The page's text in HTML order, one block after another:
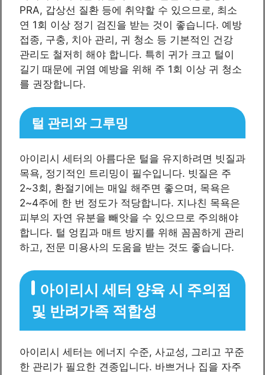
PRA, 갑상선 질환 등에 취약할 수 있으므로, 최소
연 1회 이상 정기 검진을 받는 것이 좋습니다. 예방
접종, 구충, 치아 관리, 귀 청소 등 기본적인 건강
관리도 철저히 해야 합니다. 특히 귀가 크고 털이
길기 때문에 귀염 예방을 위해 주 1회 이상 귀 청소
를 권장합니다.
털 관리와 그루밍
아이리시 세터의 아름다운 털을 유지하려면 빗질과
목욕, 정기적인 트리밍이 필수입니다. 빗질은 주
2~3회, 환절기에는 매일 해주면 좋으며, 목욕은
2~4주에 한 번 정도가 적당합니다. 지나친 목욕은
피부의 자연 유분을 빼앗을 수 있으므로 주의해야
합니다. 털 엉킴과 매트 방지를 위해 꼼꼼하게 관리
하고, 전문 미용사의 도움을 받는 것도 좋습니다.
아이리시 세터 양육 시 주의점
및 반려가족 적합성
아이리시 세터는 에너지 수준, 사교성, 그리고 꾸준
한 관리가 필요한 견종입니다. 바쁘거나 집을 자주